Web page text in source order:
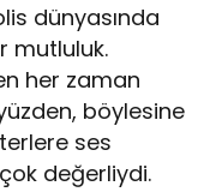
dünyasında
mutluluk.
her zaman
böylesine
ses
değerliydi.